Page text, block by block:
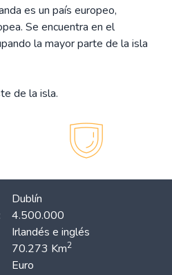
es un país europeo,
Se encuentra en el
la mayor parte de la isla
de la isla.
Dublín
4.500.000
Irlandés e inglés
70.273 Km2
Euro